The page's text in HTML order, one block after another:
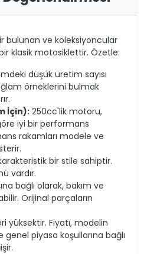
bulunan ve koleksiyoncular
klasik motosiklettir. Özetle:
düşük üretim sayısı
örneklerini bulmak
İçin): 250cc'lik motoru,
iyi bir performans
rakamları modele ve
bir stile sahiptir.
vardır.
bağlı olarak, bakım ve
Orijinal parçaların
yüksektir. Fiyatı, modelin
piyasa koşullarına bağlı